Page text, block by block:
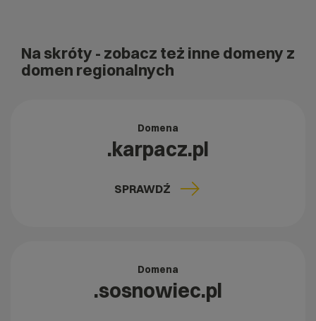
Na skróty - zobacz też inne domeny z
domen regionalnych
Domena
.karpacz.pl
SPRAWDŹ
Domena
.sosnowiec.pl